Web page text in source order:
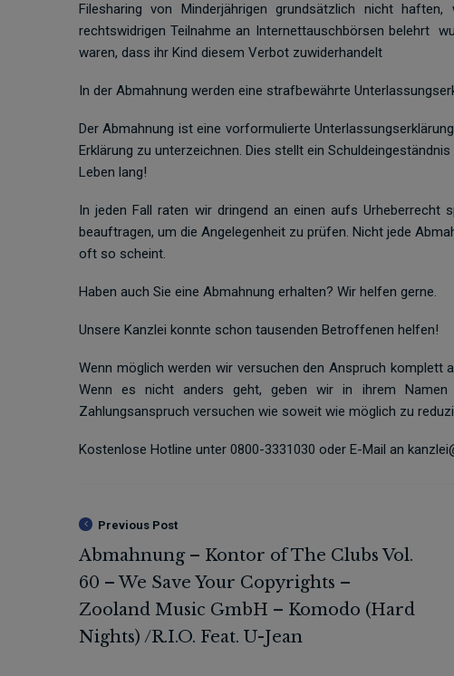
Filesharing von Minderjährigen grundsätzlich nicht
rechtswidrigen Teilnahme an Internettauschbörsen belehrt
waren, dass ihr Kind diesem Verbot zuwiderhandelt
In der Abmahnung werden eine strafbewährte
Der Abmahnung ist eine vorformulierte
Erklärung zu unterzeichnen. Dies stellt ein
Leben lang!
In jeden Fall raten wir dringend an einen aufs Urheberrecht
beauftragen, um die Angelegenheit zu prüfen. Nicht jede
oft so scheint.
Haben auch Sie eine Abmahnung erhalten? Wir helfen gerne.
Unsere Kanzlei konnte schon tausenden Betroffenen helfen!
Wenn möglich werden wir versuchen den Anspruch komplett
Wenn es nicht anders geht, geben wir in ihrem Namen
Zahlungsanspruch versuchen wie soweit wie möglich zu
Kostenlose Hotline unter 0800-3331030 oder E-Mail an
Previous Post